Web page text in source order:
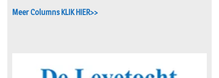
Meer Columns KLIK HIER>>